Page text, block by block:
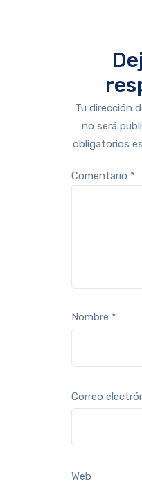
Tu dirección
no será
obligatorios
Comentario *
Nombre *
Correo
Web